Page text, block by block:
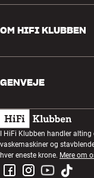
Retur og reklamation
Fortryd ordre
Handelsbetingelser
Privatlivspolitik
OM HIFI KLUBBEN
Kundeklub
Lytteaften
Konkurrencer
GENVEJE
Gavekort
Byg med lyd
Montering og installation
I HiFi Klubben handler
vaskemaskiner og
hver eneste krone. Mere om